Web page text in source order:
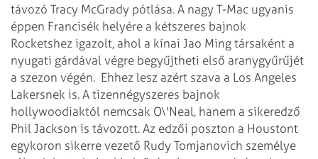
távozó Tracy McGrady pótlása. A nagy T-Mac ugyanis
éppen Francisék helyére a kétszeres bajnok
Rocketshez igazolt, ahol a kínai Jao Ming társaként a
nyugati gárdával végre begyűjtheti első aranygyűrűjét
a szezon végén. Ehhez lesz azért szava a Los Angeles
Lakersnek is. A tizennégyszeres bajnok
hollywoodiaktól nemcsak O\'Neal, hanem a sikeredző
Phil Jackson is távozott. Az edzői poszton a Houstont
egykoron sikerre vezető Rudy Tomjanovich személye